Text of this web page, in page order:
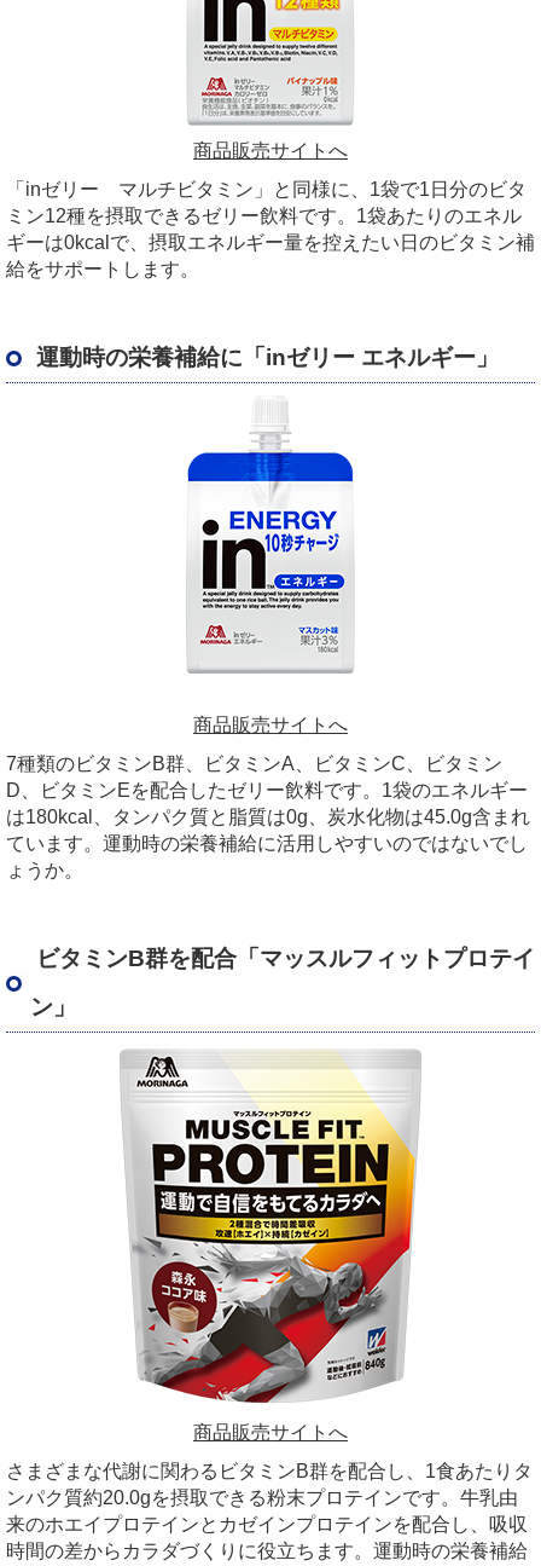
商品販売サイトへ
「inゼリー マルチビタミン」と同様に、1袋で1日分のビタ
ミン12種を摂取できるゼリー飲料です。1袋あたりのエネル
ギーは0kcalで、摂取エネルギー量を控えたい日のビタミン補
給をサポートします。
運動時の栄養補給に「inゼリー エネルギー」
商品販売サイトへ
7種類のビタミンB群、ビタミンA、ビタミンC、ビタミン
D、ビタミンEを配合したゼリー飲料です。1袋のエネルギー
は180kcal、タンパク質と脂質は0g、炭水化物は45.0g含まれ
ています。運動時の栄養補給に活用しやすいのではないでし
ょうか。
ビタミンB群を配合「マッスルフィットプロテイ
ン」
商品販売サイトへ
さまざまな代謝に関わるビタミンB群を配合し、1食あたりタ
ンパク質約20.0gを摂取できる粉末プロテインです。牛乳由
来のホエイプロテインとカゼインプロテインを配合し、吸収
時間の差からカラダづくりに役立ちます。運動時の栄養補給